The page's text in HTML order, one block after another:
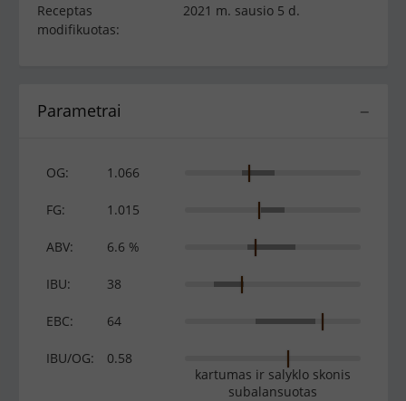
Receptas
modifikuotas:
2021 m. sausio 5 d.
−
Parametrai
OG: 1.066
FG: 1.015
ABV: 6.6 %
IBU: 38
EBC: 64
IBU/OG:
0.58
kartumas ir salyklo skonis
subalansuotas